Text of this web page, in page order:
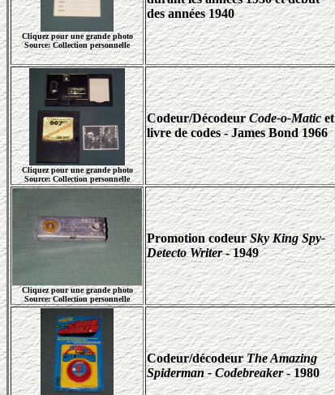
Cliquez pour une grande photo
Source: Collection personnelle
des années 1940
Cliquez pour une grande photo
Source: Collection personnelle
Codeur/DécodeurCode-o-Maticet
livre de codes - James Bond 1966
Cliquez pour une grande photo
Source: Collection personnelle
Promotion codeurSky King Spy-
Detecto Writer- 1949
Codeur/décodeurThe Amazing
Spiderman - Codebreaker- 1980